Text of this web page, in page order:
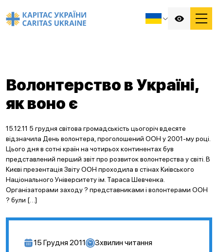
Волонтерство в Україні,
як воно є
15.12.11 5 грудня світова громадськість цьогоріч вдесяте
відзначила День волонтера, проголошений ООН у 2001-му році.
Цього дня в сотні країн на чотирьох континентах був
представлений перший звіт про розвиток волонтерства у світі. В
Києві презентація Звіту ООН проходила в стінах Київського
Національного Університету ім. Тараса Шевченка.
Організаторами заходу ? представниками і волонтерами ООН
? були […]
15 Грудня 2011 3хвилин читання